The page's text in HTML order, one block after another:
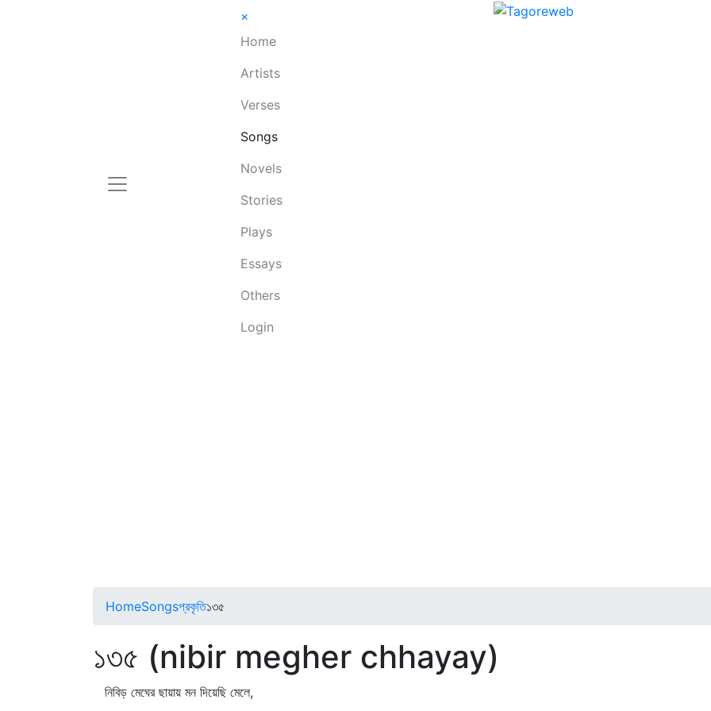
×
Home
Artists
Verses
Songs
Novels
Stories
Plays
Essays
Others
Login
HomeSongsপ্রকৃতি১৩৫
১৩৫ (nibir megher chhayay)
নিবিড় মেঘের ছায়ায় মন দিয়েছি মেলে,